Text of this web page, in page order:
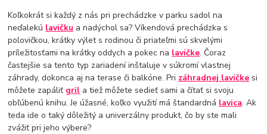
Koľkokrát si každý z nás pri prechádzke v parku sadol na
neďalekú lavičku a nadýchol sa? Víkendová prechádzka s
polovičkou, krátky výlet s rodinou či priateľmi sú skvelými
príležitosťami na krátky oddych a pokec na lavičke. Čoraz
častejšie sa tento typ zariadení inštaluje v súkromí vlastnej
záhrady, dokonca aj na terase či balkóne. Pri záhradnej lavičke si
môžete zapáliť gril a tiež môžete sedieť sami a čítať si svoju
obľúbenú knihu. Je úžasné, koľko využití má štandardná lavica. Ak
teda ide o taký dôležitý a univerzálny produkt, čo by ste mali
zvážiť pri jeho výbere?